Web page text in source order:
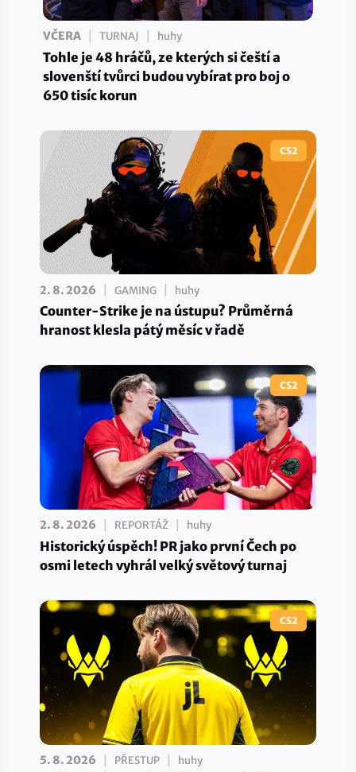
VČERA TURNAJ huhy
Tohle je 48 hráčů, ze kterých si čeští a
slovenští tvůrci budou vybírat pro boj o
650 tisíc korun
CS2
2. 8. 2026 GAMING huhy
Counter-Strike je na ústupu? Průměrná
hranost klesla pátý měsíc v řadě
CS2
2. 8. 2026 REPORTÁŽ huhy
Historický úspěch! PR jako první Čech po
osmi letech vyhrál velký světový turnaj
CS2
5. 8. 2026 PŘESTUP huhy